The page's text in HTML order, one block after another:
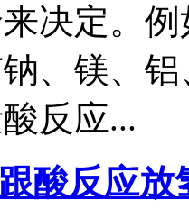
决定。
、镁、
反应...
酸反应放